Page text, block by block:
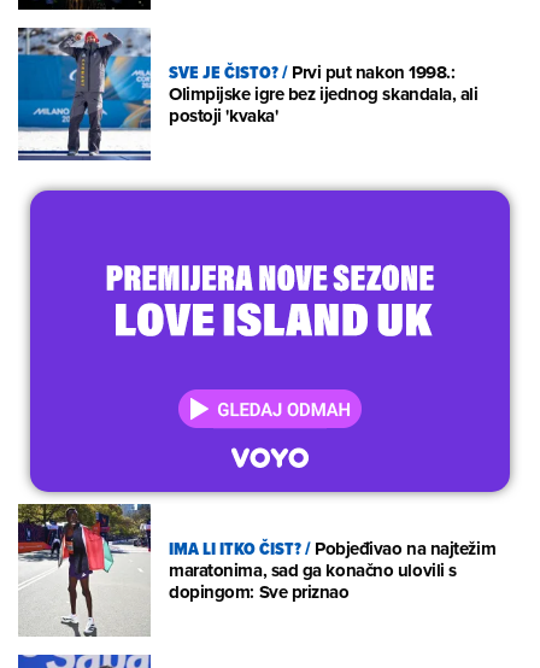
SVE JE ČISTO?/Prvi put nakon 1998.:
Olimpijske igre bez ijednog skandala, ali
postoji 'kvaka'
IMA LI ITKO ČIST?/Pobjeđivao na najtežim
maratonima, sad ga konačno ulovili s
dopingom: Sve priznao